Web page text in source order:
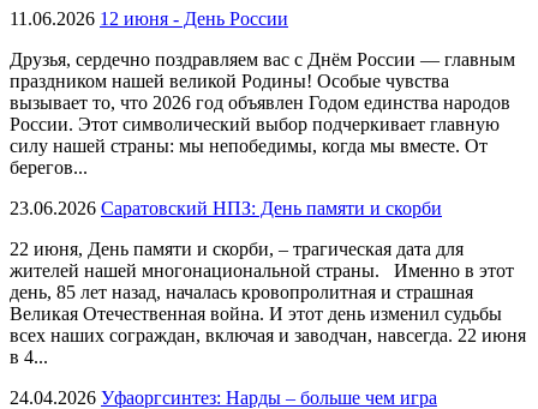
11.06.2026 12 июня - День России
Друзья, сердечно поздравляем вас с Днём России — главным
праздником нашей великой Родины! Особые чувства
вызывает то, что 2026 год объявлен Годом единства народов
России. Этот символический выбор подчеркивает главную
силу нашей страны: мы непобедимы, когда мы вместе. От
берегов...
23.06.2026 Саратовский НПЗ: День памяти и скорби
22 июня, День памяти и скорби, – трагическая дата для
жителей нашей многонациональной страны. Именно в этот
день, 85 лет назад, началась кровопролитная и страшная
Великая Отечественная война. И этот день изменил судьбы
всех наших сограждан, включая и заводчан, навсегда. 22 июня
в 4...
24.04.2026 Уфаоргсинтез: Нарды – больше чем игра